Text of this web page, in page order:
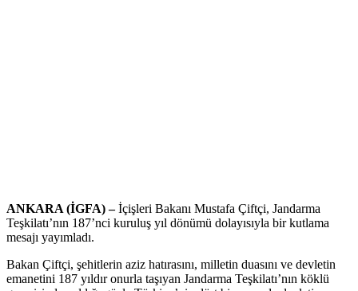
ANKARA (İGFA) –İçişleri Bakanı Mustafa Çiftçi, Jandarma
Teşkilatı’nın 187’nci kuruluş yıl dönümü dolayısıyla bir kutlama
mesajı yayımladı.
Bakan Çiftçi, şehitlerin aziz hatırasını, milletin duasını ve devletin
emanetini 187 yıldır onurla taşıyan Jandarma Teşkilatı’nın köklü